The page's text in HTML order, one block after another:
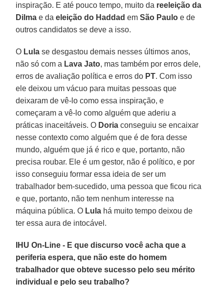
inspiração. E até pouco tempo, muito da reeleição da
Dilma e daeleição do Haddad emSão Paulo e de
outros candidatos se deve a isso.
O Lula se desgastou demais nesses últimos anos,
não só com a Lava Jato, mas também por erros dele,
erros de avaliação política e erros do PT. Com isso
ele deixou um vácuo para muitas pessoas que
deixaram de vê-lo como essa inspiração, e
começaram a vê-lo como alguém que aderiu a
práticas inaceitáveis. O Doria conseguiu se encaixar
nesse contexto como alguém que é de fora desse
mundo, alguém que já é rico e que, portanto, não
precisa roubar. Ele é um gestor, não é político, e por
isso conseguiu formar essa ideia de ser um
trabalhador bem-sucedido, uma pessoa que ficou rica
e que, portanto, não tem nenhum interesse na
máquina pública. O Lula há muito tempo deixou de
ter essa aura de intocável.
IHU On-Line - E que discurso você acha que a
periferia espera, que não este do homem
trabalhador que obteve sucesso pelo seu mérito
individual e pelo seu trabalho?